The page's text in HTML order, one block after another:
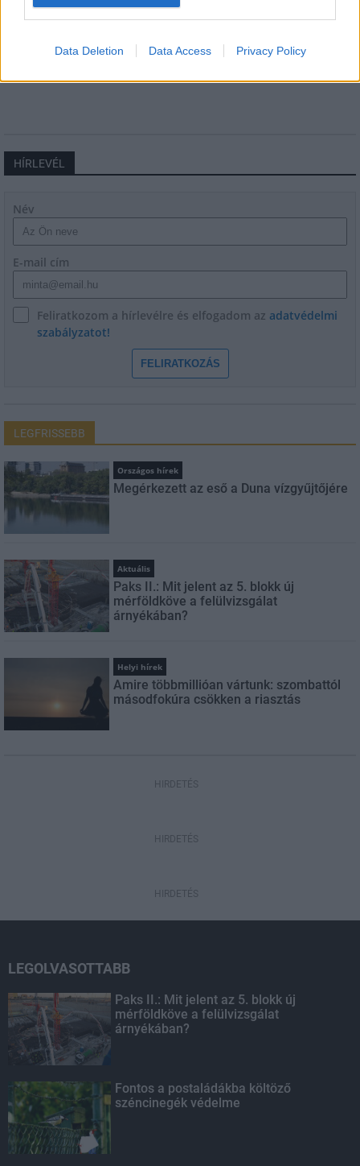
Data Deletion Data Access Privacy Policy
Harmonia Albensis: négy nyári koncerttel tölti meg
HÍRLEVÉL
Név
E-mail cím
Feliratkozom a hírlevélre és elfogadom az adatvédelmi
szabályzatot!
FELIRATKOZÁS
LEGFRISSEBB
Országos hírek
Megérkezett az eső a Duna vízgyűjtőjére
Aktuális
Paks II.: Mit jelent az 5. blokk új
mérföldköve a felülvizsgálat
árnyékában?
Helyi hírek
Amire többmillióan vártunk: szombattól
másodfokúra csökken a riasztás
HIRDETÉS
HIRDETÉS
HIRDETÉS
LEGOLVASOTTABB
Paks II.: Mit jelent az 5. blokk új
mérföldköve a felülvizsgálat
árnyékában?
Fontos a postaládákba költöző
széncinegék védelme